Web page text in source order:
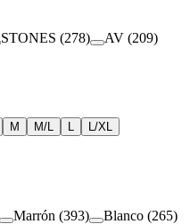
STONES (278) AV (209)
M M/L L
L/XL
Marrón (393) Blanco (265)